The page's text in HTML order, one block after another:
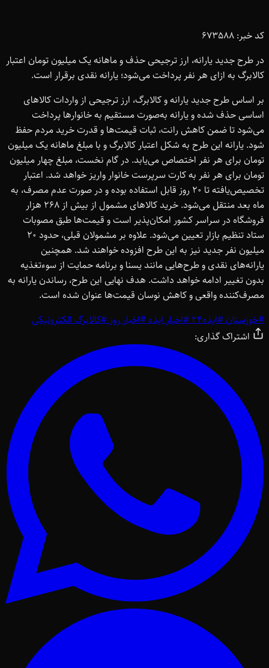
کد خبر: 673588
در طرح جدید یارانه، ارز ترجیحی حذف و ماهانه یک میلیون تومان اعتبار
کالابرگ به ازای هر نفر پرداخت می‌شود؛ یارانه نقدی برقرار است.
بر اساس طرح جدید یارانه و کالابرگ، ارز ترجیحی از واردات کالاهای
اساسی حذف شده و یارانه به‌صورت مستقیم به خانوارها پرداخت
می‌شود تا ضمن کاهش رانت، ثبات قیمت‌ها و قدرت خرید مردم حفظ
شود. یارانه این طرح به شکل اعتبار کالابرگ و با مبلغ ماهانه یک میلیون
تومان برای هر نفر اختصاص می‌یابد. در گام نخست، مبلغ چهار میلیون
تومان برای هر نفر به کارت سرپرست خانوار واریز خواهد شد. اعتبار
تخصیص‌یافته تا 20 روز قابل استفاده بوده و در صورت عدم مصرف، به
ماه بعد منتقل می‌شود. خرید کالاهای مشمول از بیش از 268 هزار
فروشگاه در سراسر کشور امکان‌پذیر است و قیمت‌ها طبق مصوبات
ستاد تنظیم بازار تعیین می‌شود. علاوه بر مشمولان قبلی، حدود 20
میلیون نفر جدید نیز به این طرح افزوده خواهند شد. همچنین
یارانه‌های نقدی و طرح‌هایی مانند یسنا و برنامه حمایت از سوءتغذیه
بدون تغییر ادامه خواهد داشت. هدف نهایی این طرح، رساندن یارانه به
مصرف‌کننده واقعی و کاهش نوسان قیمت‌ها عنوان شده است.
#خوزستان#ایذه24 #اخبار ایذه#اخبار روز#کالابرگ الکترونیکی
اشتراک گذاری: